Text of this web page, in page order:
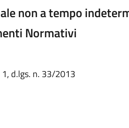
non a tempo
Normativi
d.lgs. n. 33/2013